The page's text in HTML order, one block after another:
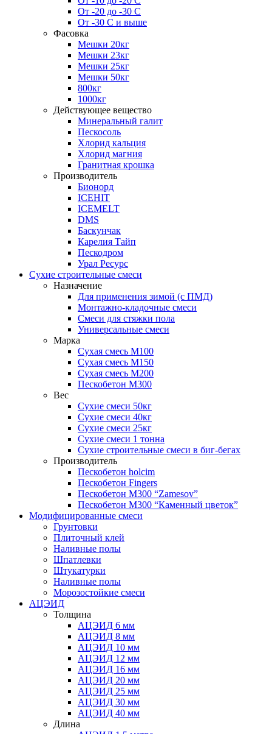
От -20 до -30 С
От -30 С и выше
Фасовка
Мешки 20кг
Мешки 23кг
Мешки 25кг
Мешки 50кг
800кг
1000кг
Действующее вещество
Минеральный галит
Пескосоль
Хлорид кальция
Хлорид магния
Гранитная крошка
Производитель
Бионорд
ICEHIT
ICEMELT
DMS
Баскунчак
Карелия Тайп
Пескодром
Урал Ресурс
Сухие строительные смеси
Назначение
Для применения зимой (с ПМД)
Монтажно-кладочные смеси
Смеси для стяжки пола
Универсальные смеси
Марка
Сухая смесь М100
Сухая смесь М150
Сухая смесь М200
Пескобетон М300
Вес
Сухие смеси 50кг
Сухие смеси 40кг
Сухие смеси 25кг
Сухие смеси 1 тонна
Сухие строительные смеси в биг-бегах
Производитель
Пескобетон holcim
Пескобетон Fingers
Пескобетон М300 “Zamesov”
Пескобетон М300 “Каменный цветок”
Модифицированные смеси
Грунтовки
Плиточный клей
Наливные полы
Шпатлевки
Штукатурки
Наливные полы
Морозостойкие смеси
АЦЭИД
Толщина
АЦЭИД 6 мм
АЦЭИД 8 мм
АЦЭИД 10 мм
АЦЭИД 12 мм
АЦЭИД 16 мм
АЦЭИД 20 мм
АЦЭИД 25 мм
АЦЭИД 30 мм
АЦЭИД 40 мм
Длина